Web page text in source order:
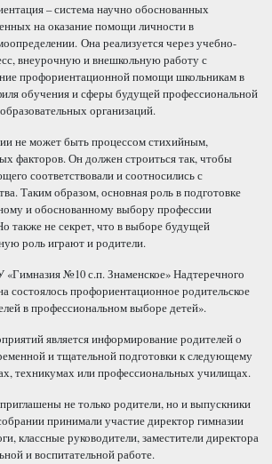
– система научно обоснованных
на оказание помощи личности в
Она реализуется через учебно-
внеурочную и внешкольную работу с
профориентационной помощи школьникам в
обучения и сферы будущей профессиональной
организаций.
может быть процессом стихийным,
факторов. Он должен строиться так, чтобы
соответствовали и соотносились с
Таким образом, основная роль в подготовке
и обоснованному выбору профессии
также не секрет, что в выборе будущей
роль играют и родители.
№10 с.п. Знаменское» Надтеречного
состоялось профориентационное родительское
в профессиональном выборе детей».
является информирование родителей о
и тщательной подготовки к следующему
техникумах или профессиональных училищах.
не только родители, но и выпускники
принимали участие директор гимназии
классные руководители, заместители директора
и воспитательной работе.